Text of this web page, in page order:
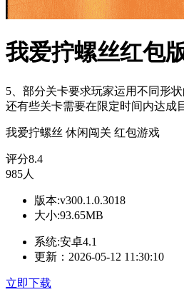
我爱拧螺丝红包
5、部分关卡要求玩家运用不同形
还有些关卡需要在限定时间内达成
我爱拧螺丝 休闲闯关 红包游戏
评分8.4
985人
版本:v300.1.0.3018
大小:93.65MB
系统:安卓4.1
更新：2026-05-12 11:30:10
立即下载